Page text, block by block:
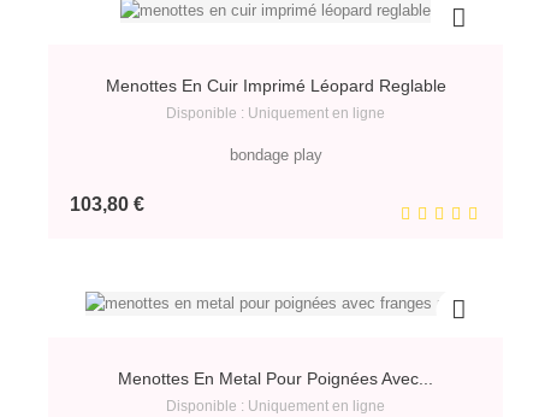
Menottes En Cuir Imprimé Léopard Reglable
Disponible : Uniquement en ligne
bondage play
103,80 €Prix
Menottes En Metal Pour Poignées Avec...
Disponible : Uniquement en ligne